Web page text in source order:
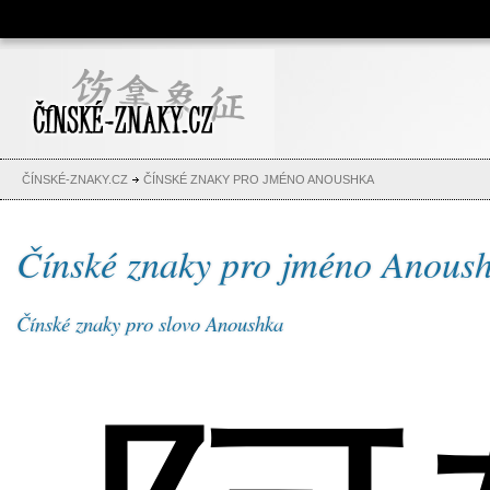
Čínské znaky, česko-čínský
slovník, abeceda, jména,
tetování
ČÍNSKÉ-ZNAKY.CZ ČÍNSKÉ ZNAKY PRO JMÉNO ANOUSHKA
Čínské znaky pro jméno
Čínské znaky pro slovo Anoushka